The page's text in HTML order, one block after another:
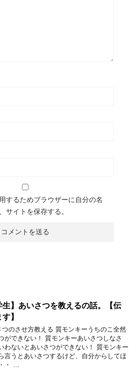
するためブラウザーに自分の名
サイトを保存する。
生】あいさつを教えるの話。【伝
】
つのさせ方教える 質モンキーうちのこ全然
ができない！ 質モンキーあいさつしなさ
わないとあいさつができない！ 質モンキー
言うとあいさつするけど、自分からしてほ
・ …